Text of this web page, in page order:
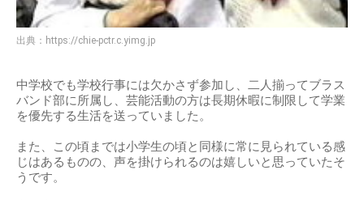
出典： https://chie-pctr.c.yimg.jp
中学校でも学校行事には欠かさず参加し、二人揃ってブラス
バンド部に所属し、芸能活動の方は長期休暇に制限して学業
を優先する生活を送っていました。
また、この頃までは小学生の頃と同様に常に見られている感
じはあるものの、声を掛けられるのは嬉しいと思っていたそ
うです。